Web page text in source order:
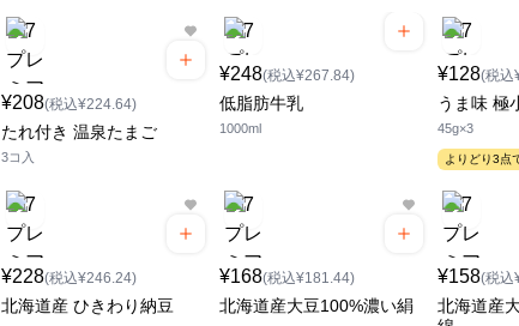
¥208(税込¥224.64)
たれ付き 温泉たまご
3コ入
¥248(税込¥267.84)
低脂肪牛乳
1000ml
¥128(税込
うま味 極
45g×3
よりどり3点
¥228(税込¥246.24)
北海道産 ひきわり納豆
¥168(税込¥181.44)
北海道産大豆100%濃い絹
¥158(税込
北海道産